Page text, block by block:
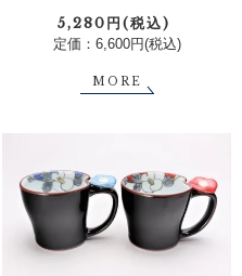
5,280円(税込)
定価：6,600円(税込)
MORE